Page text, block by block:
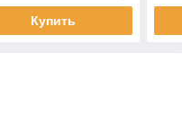
Купить